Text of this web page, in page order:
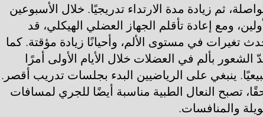
ثم زيادة مدة الارتداء تدريجيًا. خلال الأسبوعين
ومع إعادة تأقلم الجهاز العضلي الهيكلي، قد
تغيرات في مستوى الألم، وأحيانًا زيادة مؤقتة. كما
الشعور بألم في العضلات خلال الأيام الأولى أمرًا
ينبغي على الرياضيين البدء بجلسات تدريب أقصر.
تصبح النعال الطبية مناسبة أيضًا للجري لمسافات
والمنافسات.